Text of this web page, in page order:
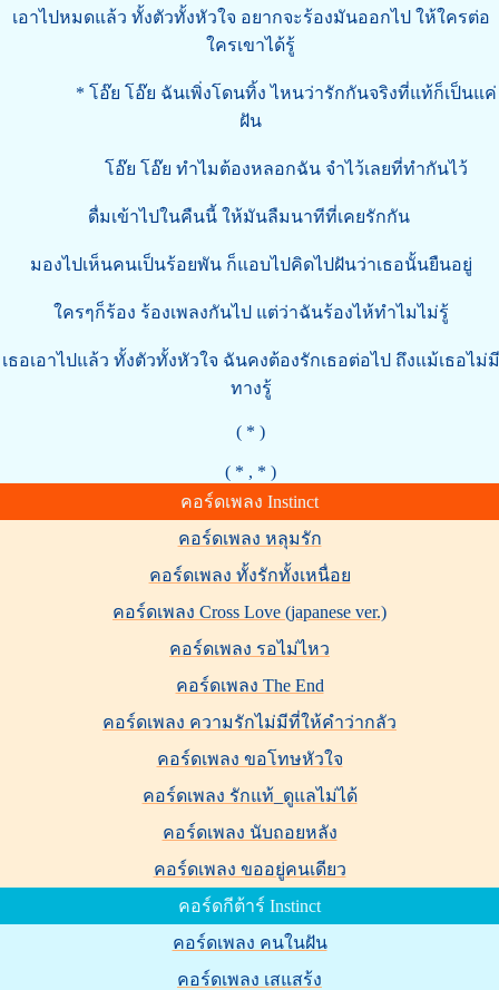
เอาไปหมดแล้ว ทั้งตัวทั้งหัวใจ อยากจะร้องมันออกไป ให้ใครต่อ
ใครเขาได้รู้
* โอ๊ย โอ๊ย ฉันเพิ่งโดนทิ้ง ไหนว่ารักกันจริงที่แท้ก็เป็นแค่
ฝัน
โอ๊ย โอ๊ย ทำไมต้องหลอกฉัน จำไว้เลยที่ทำกันไว้
ดื่มเข้าไปในคืนนี้ ให้มันลืมนาทีที่เคยรักกัน
มองไปเห็นคนเป็นร้อยพัน ก็แอบไปคิดไปฝันว่าเธอนั้นยืนอยู่
ใครๆก็ร้อง ร้องเพลงกันไป แต่ว่าฉันร้องไห้ทำไมไม่รู้
เธอเอาไปแล้ว ทั้งตัวทั้งหัวใจ ฉันคงต้องรักเธอต่อไป ถึงแม้เธอไม่มี
ทางรู้
( * )
( * , * )
คอร์ดเพลง Instinct
คอร์ดเพลง หลุมรัก
คอร์ดเพลง ทั้งรักทั้งเหนื่อย
คอร์ดเพลง Cross Love (japanese ver.)
คอร์ดเพลง รอไม่ไหว
คอร์ดเพลง The End
คอร์ดเพลง ความรักไม่มีที่ให้คำว่ากลัว
คอร์ดเพลง ขอโทษหัวใจ
คอร์ดเพลง รักแท้_ดูแลไม่ได้
คอร์ดเพลง นับถอยหลัง
คอร์ดเพลง ขออยู่คนเดียว
คอร์ดกีต้าร์ Instinct
คอร์ดเพลง คนในฝัน
คอร์ดเพลง เสแสร้ง